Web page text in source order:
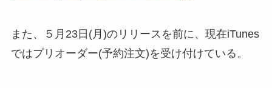
また、５月23日(月)のリリースを前に、現在iTunes
ではプリオーダー(予約注文)を受け付けている。